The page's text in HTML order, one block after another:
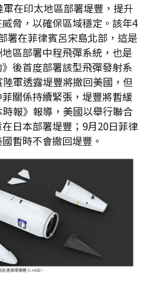
在印太地區部署堤豐，提升
脅，以確保區域穩定。該年4
署在菲律賓呂宋島北部，這是
區部署中程飛彈系統，也是
後首度部署該型飛彈發射系
軍透露堤豐將撤回美國，但
關係持續緊張，堤豐將暫緩
報》報導，美國以舉行聯合
日本部署堤豐；9月20日菲律
暫時不會撤回堤豐。